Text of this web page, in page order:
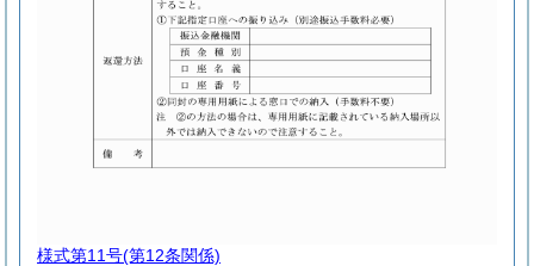
様式第11号(第12条関係)